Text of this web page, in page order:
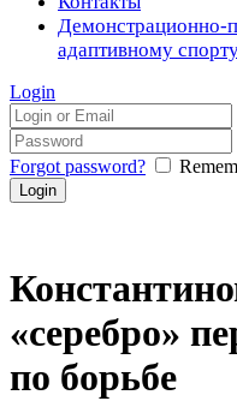
Демонстрационно-
адаптивному
Login
Forgot password?
«серебро»
по борьбе